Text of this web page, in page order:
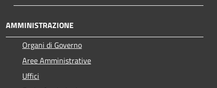
AMMINISTRAZIONE
Organi di Governo
Aree Amministrative
Uffici